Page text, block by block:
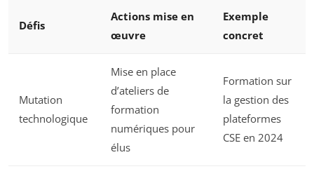
Défis
Actions mise en
œuvre
Exemple
concret
Mutation
technologique
Mise en place
d’ateliers de
formation
numériques pour
élus
Formation sur
la gestion des
plateformes
CSE en 2024